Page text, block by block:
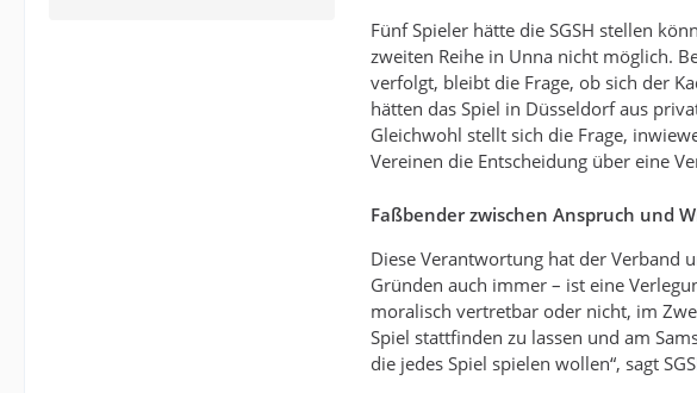
Fünf Spieler hätte die SGSH stellen
zweiten Reihe in Unna nicht möglich.
verfolgt, bleibt die Frage, ob sich der
hätten das Spiel in Düsseldorf aus
Gleichwohl stellt sich die Frage,
Vereinen die Entscheidung über eine
Faßbender zwischen Anspruch und
Diese Verantwortung hat der Verband
Gründen auch immer – ist eine
moralisch vertretbar oder nicht, im
Spiel stattfinden zu lassen und am
die jedes Spiel spielen wollen“, sagt